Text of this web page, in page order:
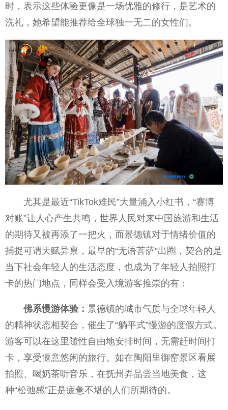
时，表示这些体验更像是一场优雅的修行，是艺术的
洗礼，她希望能推荐给全球独一无二的女性们。
尤其是最近“TikTok难民”大量涌入小红书，“赛博
对账”让人心产生共鸣，世界人民对来中国旅游和生活
的期待又被再添了一把火，而景德镇对于情绪价值的
捕捉可谓天赋异禀，最早的“无语菩萨”出圈，契合的是
当下社会年轻人的生活态度，也成为了年轻人拍照打
卡的热门地点，同样会受入境游客推崇的有：
佛系慢游体验： 景德镇的城市气质与全球年轻人
的精神状态相契合，催生了“躺平式”慢游的度假方式。
游客可以在这里随性自由地安排时间，无需赶时间打
卡，享受惬意悠闲的旅行。如在陶阳里御窑景区看展
拍照、喝奶茶听音乐，在抚州弄品尝当地美食，这
种“松弛感”正是疲惫不堪的人们所期待的。